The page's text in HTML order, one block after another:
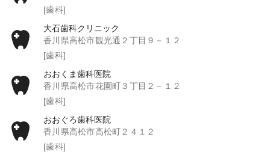
[歯科]
大石歯科クリニック
香川県高松市観光通２丁目９－１２
[歯科]
おおくま歯科医院
香川県高松市花園町３丁目２－１２
[歯科]
おおぐろ歯科医院
香川県高松市高松町２４１２
[歯科]